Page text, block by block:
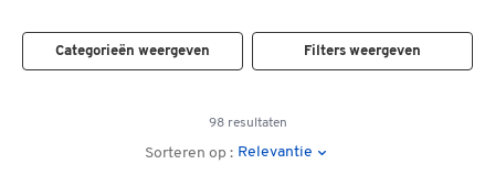
Categorieën weergeven Filters weergeven
98 resultaten
Sorteren op : Relevantie